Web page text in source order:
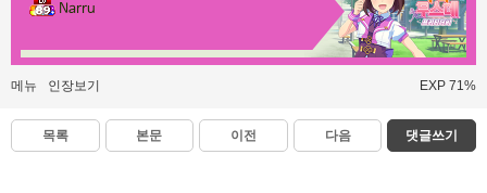
Narru
메뉴 인장보기 EXP 71%
목록 본문 이전 다음 댓글쓰기